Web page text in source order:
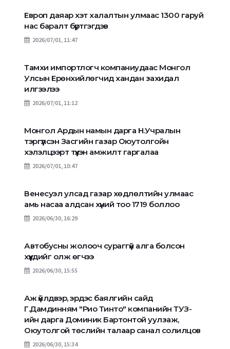
Европ даяар хэт халалтын улмаас 1300 гаруй
нас баралт бүртгэгдэв
2026/07/01, 11:47
Тамхи импортлогч компаниудаас Монгол
Улсын Ерөнхийлөгчид хандан захидал
илгээлээ
2026/07/01, 11:12
Монгол Ардын намын дарга Н.Учралын
тэргүүлсэн Засгийн газар Оюутолгойн
хэлэлцээрт түүхэн амжилт гаргалаа
2026/07/01, 10:47
Венесуэл улсад газар хөдлөлтийн улмаас
амь насаа алдсан хүний тоо 1719 боллоо
2026/06/30, 16:29
Автобусны жолооч сураггүй алга болсон
хүүхдийг олж өгчээ
2026/06/30, 15:55
Аж үйлдвэр, эрдэс баялгийн сайд
Г.Дамдинням "Рио Тинто" компанийн ТУЗ-
ийн дарга Доминик Бартонтой уулзаж,
Оюутолгой төслийн талаар санал солилцов
2026/06/30, 15:34